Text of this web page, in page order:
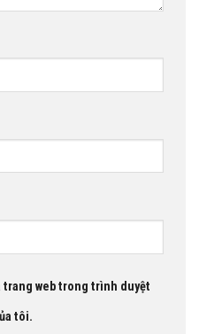
trang web trong trình duyệt
tôi.